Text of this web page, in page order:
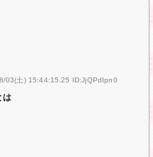
03(土) 15:44:15.25 ID:JjQPdIpn0
は